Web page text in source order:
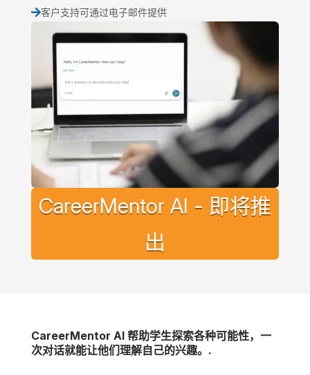
客户支持可通过电子邮件提供
CareerMentor AI - 即将推
出
CareerMentor AI 帮助学生探索各种可能性，一
次对话就能让他们理解自己的兴趣。.